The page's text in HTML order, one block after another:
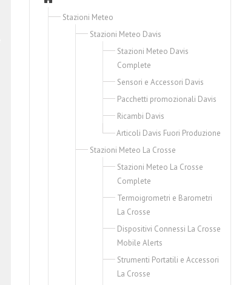
Stazioni Meteo
Stazioni Meteo Davis
Stazioni Meteo Davis
Complete
Sensori e Accessori Davis
Pacchetti promozionali Davis
Ricambi Davis
Articoli Davis Fuori Produzione
Stazioni Meteo La Crosse
Stazioni Meteo La Crosse
Complete
Termoigrometri e Barometri
La Crosse
Dispositivi Connessi La Crosse
Mobile Alerts
Strumenti Portatili e Accessori
La Crosse